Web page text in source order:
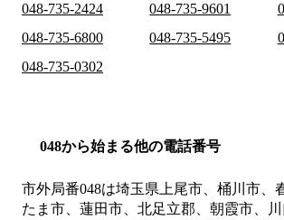
048-735-2424
048-735-9601
048-735-6800
048-735-5495
048-735-0302
048から始まる他の電話番号
市外局番048は埼玉県上尾市、桶川市、
たま市、蓮田市、北足立郡、朝霞市、川